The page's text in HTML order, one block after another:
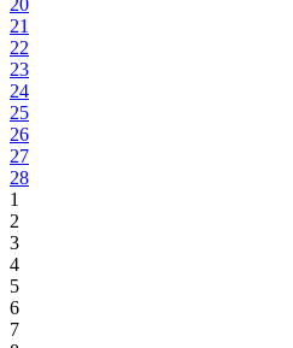
20
21
22
23
24
25
26
27
28
1
2
3
4
5
6
7